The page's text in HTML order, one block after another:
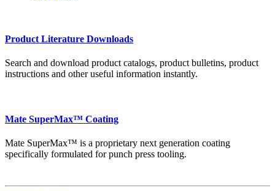
Product Literature Downloads
Search and download product catalogs, product bulletins, product
instructions and other useful information instantly.
Mate SuperMax™ Coating
Mate SuperMax™ is a proprietary next generation coating
specifically formulated for punch press tooling.